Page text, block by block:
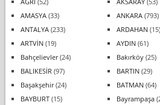
AMASYA(33) ANKARA(793)
ANTALYA(233) ARDAHAN(15)
ARTVİN(19) AYDIN(61)
Bahçelievler(24) Bakırköy(25)
BALIKESİR (97) BARTIN(29)
Başakşehir(24) BATMAN(64)
BAYBURT(15) Bayrampaşa